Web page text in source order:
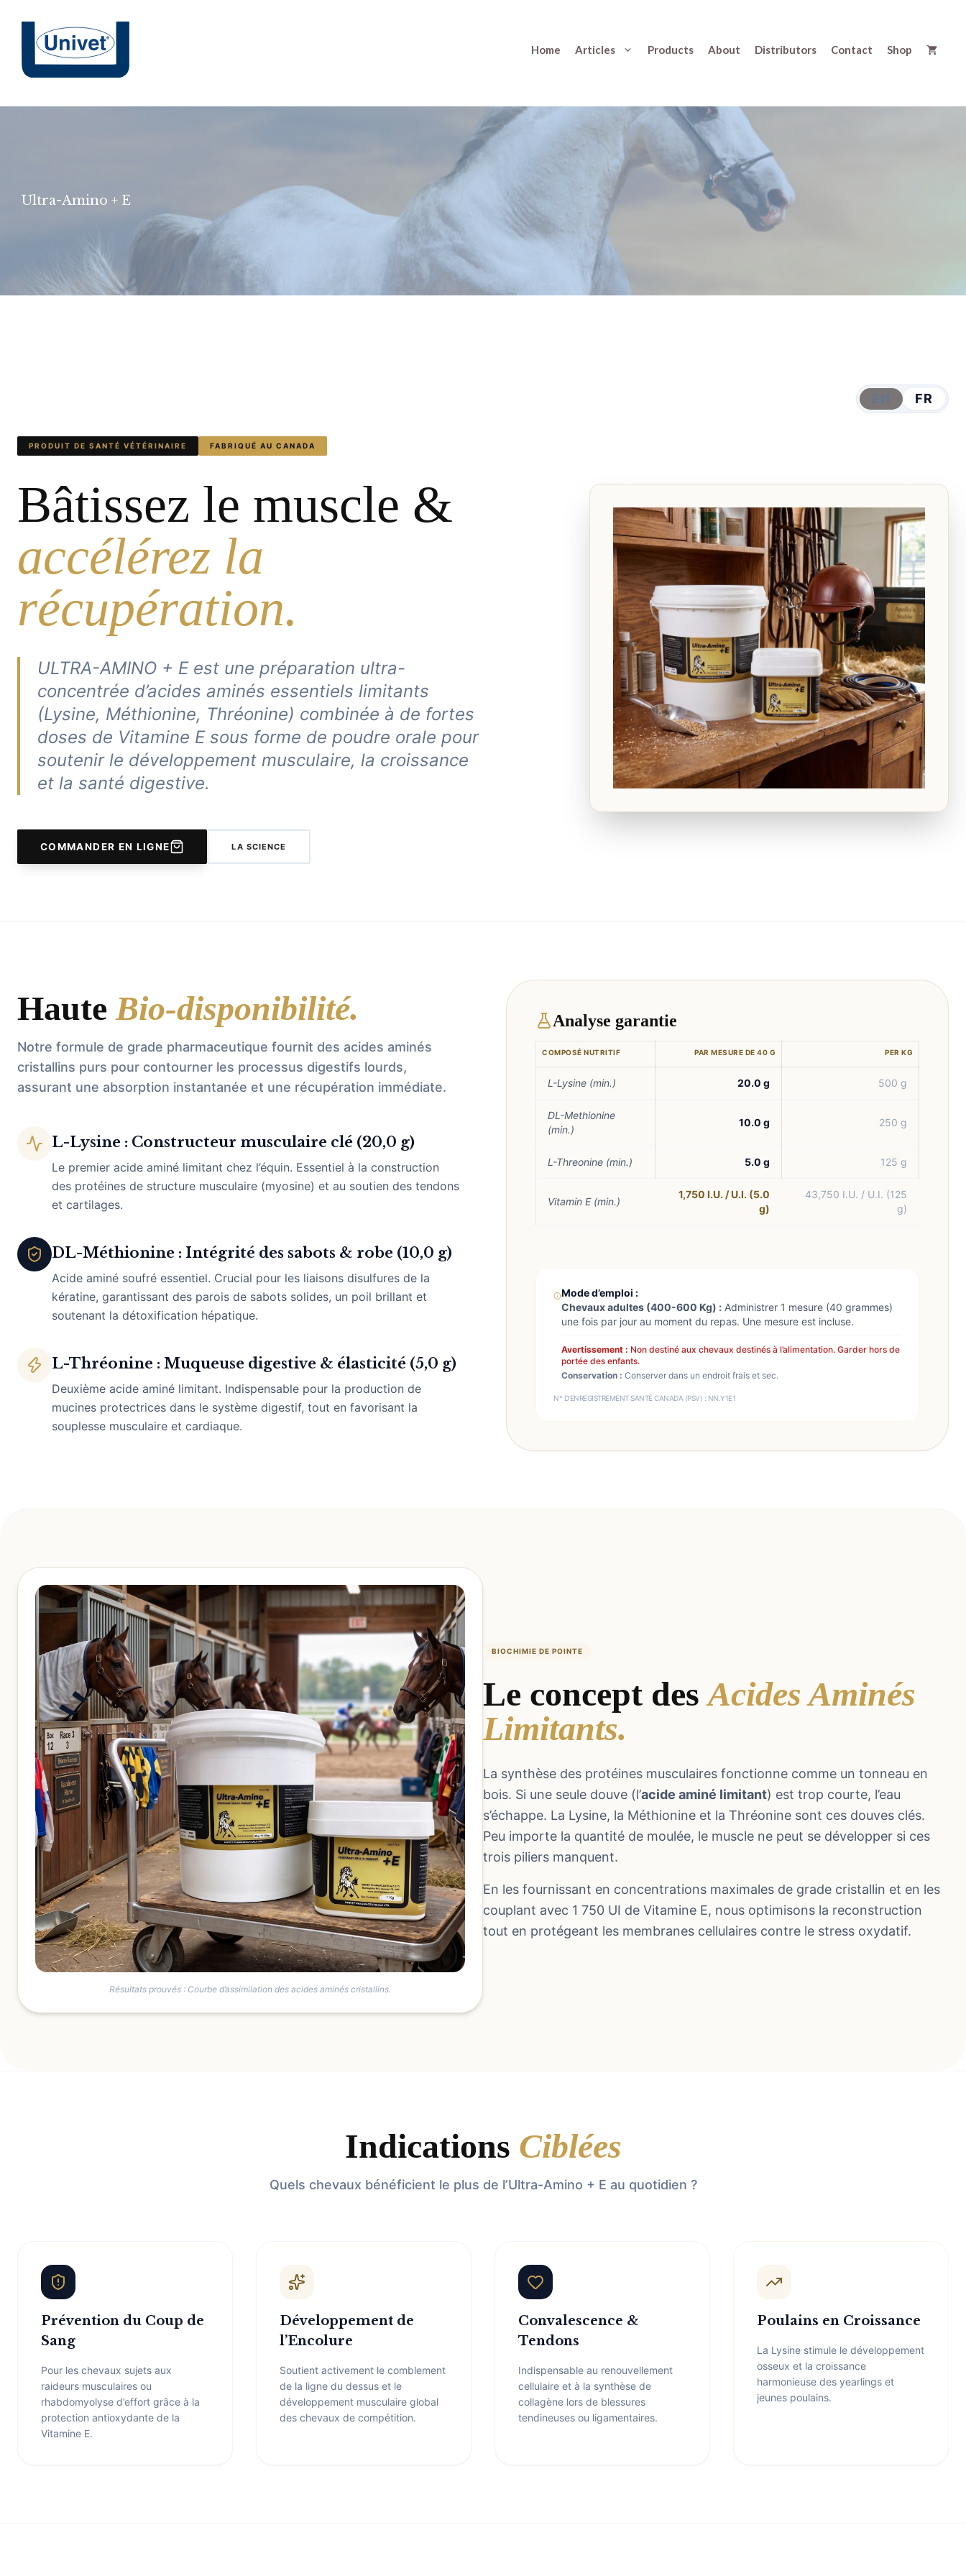
content
Home Articles Products About Distributors Contact Shop
Ultra-Amino + E
FR
PRODUIT DE SANTÉ VÉTÉRINAIRE FABRIQUÉ AU CANADA
Bâtissez le muscle &
accélérez la
récupération.
ULTRA-AMINO + E est une préparation ultra-
concentrée d’acides aminés essentiels limitants
(Lysine, Méthionine, Thréonine) combinée à de fortes
doses de Vitamine E sous forme de poudre orale pour
soutenir le développement musculaire, la croissance
et la santé digestive.
COMMANDER EN LIGNE LA SCIENCE
HauteBio-disponibilité.
Notre formule de grade pharmaceutique fournit des acides aminés
cristallins purs pour contourner les processus digestifs lourds,
assurant une absorption instantanée et une récupération immédiate.
L-Lysine : Constructeur musculaire clé (20,0 g)
Le premier acide aminé limitant chez l’équin. Essentiel à la construction
des protéines de structure musculaire (myosine) et au soutien des tendons
et cartilages.
DL-Méthionine : Intégrité des sabots & robe (10,0 g)
Acide aminé soufré essentiel. Crucial pour les liaisons disulfures de la
kératine, garantissant des parois de sabots solides, un poil brillant et
soutenant la détoxification hépatique.
L-Thréonine : Muqueuse digestive & élasticité (5,0 g)
Deuxième acide aminé limitant. Indispensable pour la production de
mucines protectrices dans le système digestif, tout en favorisant la
souplesse musculaire et cardiaque.
Analyse garantie
COMPOSÉ NUTRITIF PAR MESURE DE 40 G PER KG
L-Lysine (min.) 20.0 g 500 g
DL-Methionine
(min.)
10.0 g 250 g
L-Threonine (min.) 5.0 g 125 g
Vitamin E (min.)
1,750 I.U. / U.I. (5.0
g)
43,750 I.U. / U.I. (125
g)
Mode d’emploi :
Chevaux adultes (400-600 Kg) :Administrer 1 mesure (40 grammes)
une fois par jour au moment du repas. Une mesure est incluse.
Avertissement : Non destiné aux chevaux destinés à l’alimentation. Garder hors de
portée des enfants.
Conservation : Conserver dans un endroit frais et sec.
N° D’ENREGISTREMENT SANTÉ CANADA (PSV) : NN.Y1E1
Résultats prouvés : Courbe d’assimilation des acides aminés cristallins.
BIOCHIMIE DE POINTE
Le concept desAcides Aminés
Limitants.
La synthèse des protéines musculaires fonctionne comme un tonneau en
bois. Si une seule douve (l’acide aminé limitant) est trop courte, l’eau
s’échappe. La Lysine, la Méthionine et la Thréonine sont ces douves clés.
Peu importe la quantité de moulée, le muscle ne peut se développer si ces
trois piliers manquent.
En les fournissant en concentrations maximales de grade cristallin et en les
couplant avec 1 750 UI de Vitamine E, nous optimisons la reconstruction
tout en protégeant les membranes cellulaires contre le stress oxydatif.
Indications Ciblées
Quels chevaux bénéficient le plus de l’Ultra-Amino + E au quotidien ?
Prévention du Coup de
Sang
Pour les chevaux sujets aux
raideurs musculaires ou
rhabdomyolyse d’effort grâce à la
protection antioxydante de la
Vitamine E.
Développement de
l’Encolure
Soutient activement le comblement
de la ligne du dessus et le
développement musculaire global
des chevaux de compétition.
Convalescence &
Tendons
Indispensable au renouvellement
cellulaire et à la synthèse de
collagène lors de blessures
tendineuses ou ligamentaires.
Poulains en Croissance
La Lysine stimule le développement
osseux et la croissance
harmonieuse des yearlings et
jeunes poulains.